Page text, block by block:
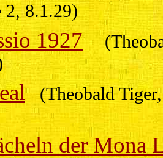
2, 8.1.29)
1927
(Theobald Tiger,
der Mona